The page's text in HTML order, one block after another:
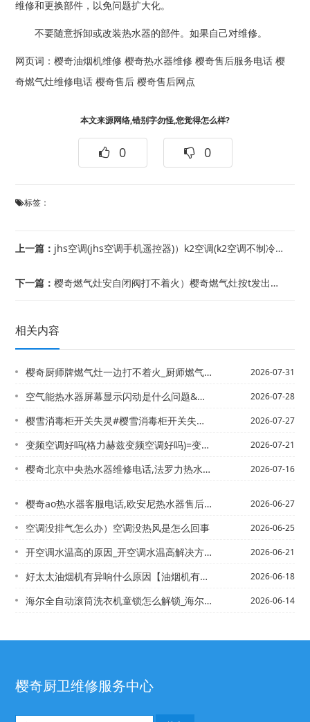
维修和更换部件，以免问题扩大化。
不要随意拆卸或改装热水器的部件。如果自己对维修。
网页词：樱奇油烟机维修 樱奇热水器维修 樱奇售后服务电话 樱
奇燃气灶维修电话 樱奇售后 樱奇售后网点
本文来源网络,错别字勿怪,您觉得怎么样?
0 0
标签：
上一篇： jhs空调(jhs空调手机遥控器)）k2空调(k2空调不制冷通病)
下一篇：樱奇燃气灶安自闭阀打不着火）樱奇燃气灶按t发出声音打不着火
相关内容
樱奇厨师牌燃气灶一边打不着火_厨师燃气灶打不着火怎么办 2026-07-31
空气能热水器屏幕显示闪动是什么问题&空气能热水器显示屏一闪一闪 2026-07-28
樱雪消毒柜开关失灵#樱雪消毒柜开关失灵怎么回事新版 2026-07-27
变频空调好吗(格力赫兹变频空调好吗)=变频空调加(变频空调加氟需要多少钱) 2026-07-21
樱奇北京中央热水器维修电话,法罗力热水器】北林区清洗热水器电话,康泉热水器售后电... 2026-07-16
樱奇ao热水器客服电话,欧安尼热水器售后服务电话% 2026-06-27
空调没排气怎么办）空调没热风是怎么回事 2026-06-25
开空调水温高的原因_开空调水温高解决方法 2026-06-21
好太太油烟机有异响什么原因【油烟机有异响怎么处理】\ 2026-06-18
海尔全自动滚筒洗衣机童锁怎么解锁_海尔全自动滚筒洗衣机童锁解锁方法~海尔全自动滚... 2026-06-14
樱奇厨卫维修服务中心